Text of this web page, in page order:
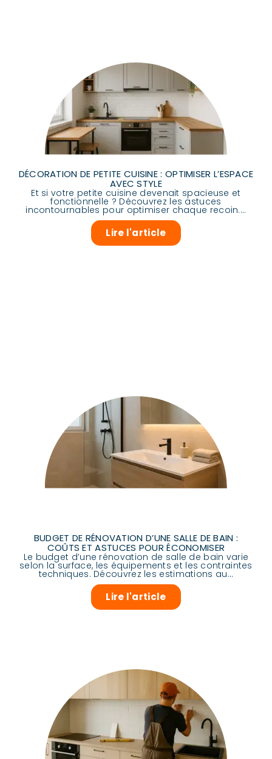
DÉCORATION DE PETITE CUISINE : OPTIMISER L’ESPACE
AVEC STYLE
Et si votre petite cuisine devenait spacieuse et
fonctionnelle ? Découvrez les astuces
incontournables pour optimiser chaque recoin....
Lire l'article
BUDGET DE RÉNOVATION D’UNE SALLE DE BAIN :
COÛTS ET ASTUCES POUR ÉCONOMISER
Le budget d’une rénovation de salle de bain varie
selon la surface, les équipements et les contraintes
techniques. Découvrez les estimations au...
Lire l'article